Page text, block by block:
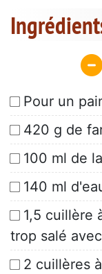
Pour un
420 g de
100 ml de
140 ml
1,5 cuillère
trop salé
2 cuillères